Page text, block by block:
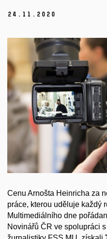
24. 11. 2020
Cenu Arnošta Heinricha za
práce, kterou uděluje každý
Multimediálního dne
Novinářů ČR ve spolupráci